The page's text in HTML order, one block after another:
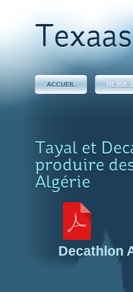
Texaas
ACCUEIL REVUE
Tayal et
produire
Algérie
Decathlon